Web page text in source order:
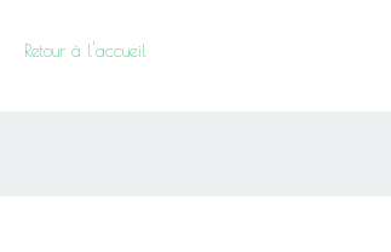
Retour à l'accueil